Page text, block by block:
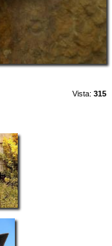
Vista: 315